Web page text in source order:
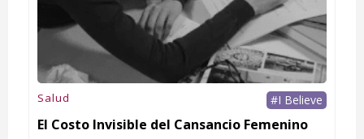
Salud #I Believe
El Costo Invisible del Cansancio Femenino